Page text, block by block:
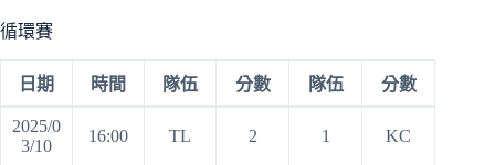
循環賽
日期 時間 隊伍 分數 隊伍 分數
2025/0
3/10
16:00 TL 2 1 KC